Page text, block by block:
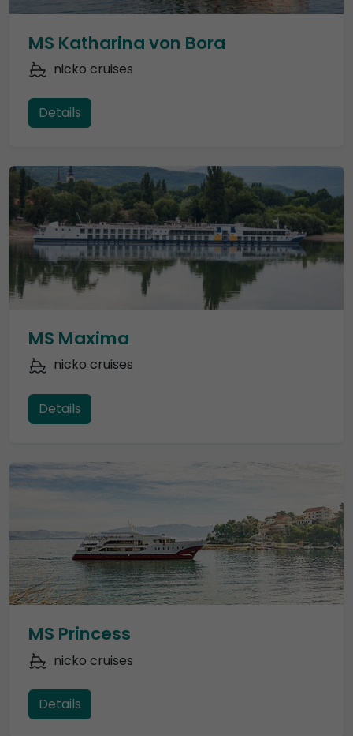
MS Katharina von Bora
nicko cruises
Details
MS Maxima
nicko cruises
Details
MS Princess
nicko cruises
Details